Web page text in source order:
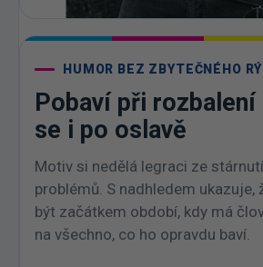
HUMOR BEZ ZBYTEČNÉHO
Pobaví při rozbalení
se i po oslavě
Motiv si nedělá legraci ze
problémů. S nadhledem ukazuje,
být začátkem období, kdy má
na všechno, co ho opravdu baví.